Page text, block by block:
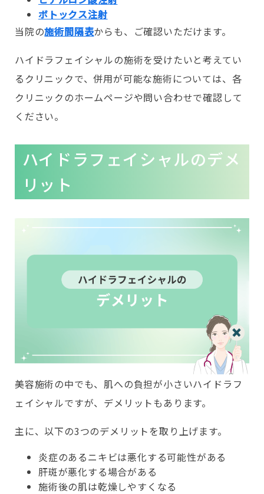
ボトックス注射
当院の施術間隔表からも、ご確認いただけます。
ハイドラフェイシャルの施術を受けたいと考えてい
るクリニックで、併用が可能な施術については、各
クリニックのホームページや問い合わせで確認して
ください。
ハイドラフェイシャルのデメ
リット
美容施術の中でも、肌への負担が小さいハイドラフ
ェイシャルですが、デメリットもあります。
主に、以下の3つのデメリットを取り上げます。
炎症のあるニキビは悪化する可能性がある
肝斑が悪化する場合がある
施術後の肌は乾燥しやすくなる